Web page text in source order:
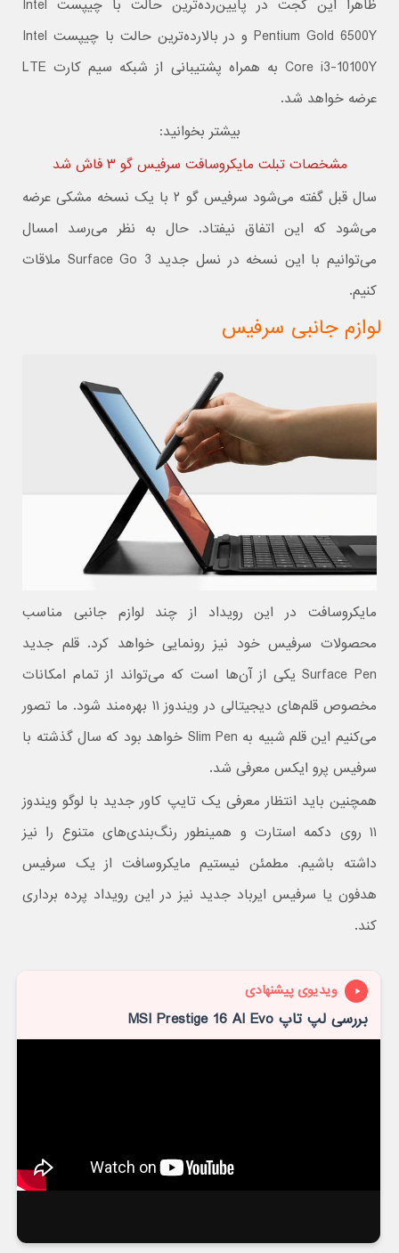
ظاهراً این گجت در پایین‌رده‌ترین حالت با چیپست Intel
Pentium Gold 6500Y و در بالارده‌ترین حالت با چیپست Intel
Core i3-10100Y به همراه پشتیبانی از شبکه سیم کارت LTE
عرضه خواهد شد.
بیشتر بخوانید:
مشخصات تبلت مایکروسافت سرفیس گو ۳ فاش شد
سال قبل گفته می‌شود سرفیس گو ۲ با یک نسخه مشکی عرضه
می‌شود که این اتفاق نیفتاد. حال به نظر می‌رسد امسال
می‌توانیم با این نسخه در نسل جدید Surface Go 3 ملاقات
کنیم.
لوازم جانبی سرفیس
مایکروسافت در این رویداد از چند لوازم جانبی مناسب
محصولات سرفیس خود نیز رونمایی خواهد کرد. قلم جدید
Surface Pen یکی از آن‌ها است که می‌تواند از تمام امکانات
مخصوص قلم‌های دیجیتالی در ویندوز ۱۱ بهره‌مند شود. ما تصور
می‌کنیم این قلم شبیه به Slim Pen خواهد بود که سال گذشته با
سرفیس پرو ایکس معرفی شد.
همچنین باید انتظار معرفی یک تایپ کاور جدید با لوگو ویندوز
۱۱ روی دکمه استارت و همینطور رنگ‌بندی‌های متنوع را نیز
داشته باشیم. مطمئن نیستیم مایکروسافت از یک سرفیس
هدفون یا سرفیس ایرباد جدید نیز در این رویداد پرده برداری
کند.
ویدیوی پیشنهادی
بررسی لپ تاپ MSI Prestige 16 AI Evo